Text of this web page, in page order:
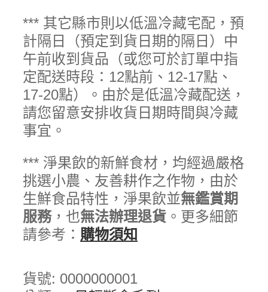
*** 其它縣市則以低溫冷藏宅配，預
計隔日（預定到貨日期的隔日）中
午前收到貨品（或您可於訂單中指
定配送時段：12點前、12-17點、
17-20點）。由於是低溫冷藏配送，
請您留意安排收貨日期時間與冷藏
事宜。
*** 淨果飲的新鮮食材，均經過嚴格
挑選小農、友善耕作之作物，由於
生鮮食品特性，淨果飲並無鑑賞期
服務，也無法辦理退貨 。更多細節
請參考： 購物須知
貨號: 0000000001